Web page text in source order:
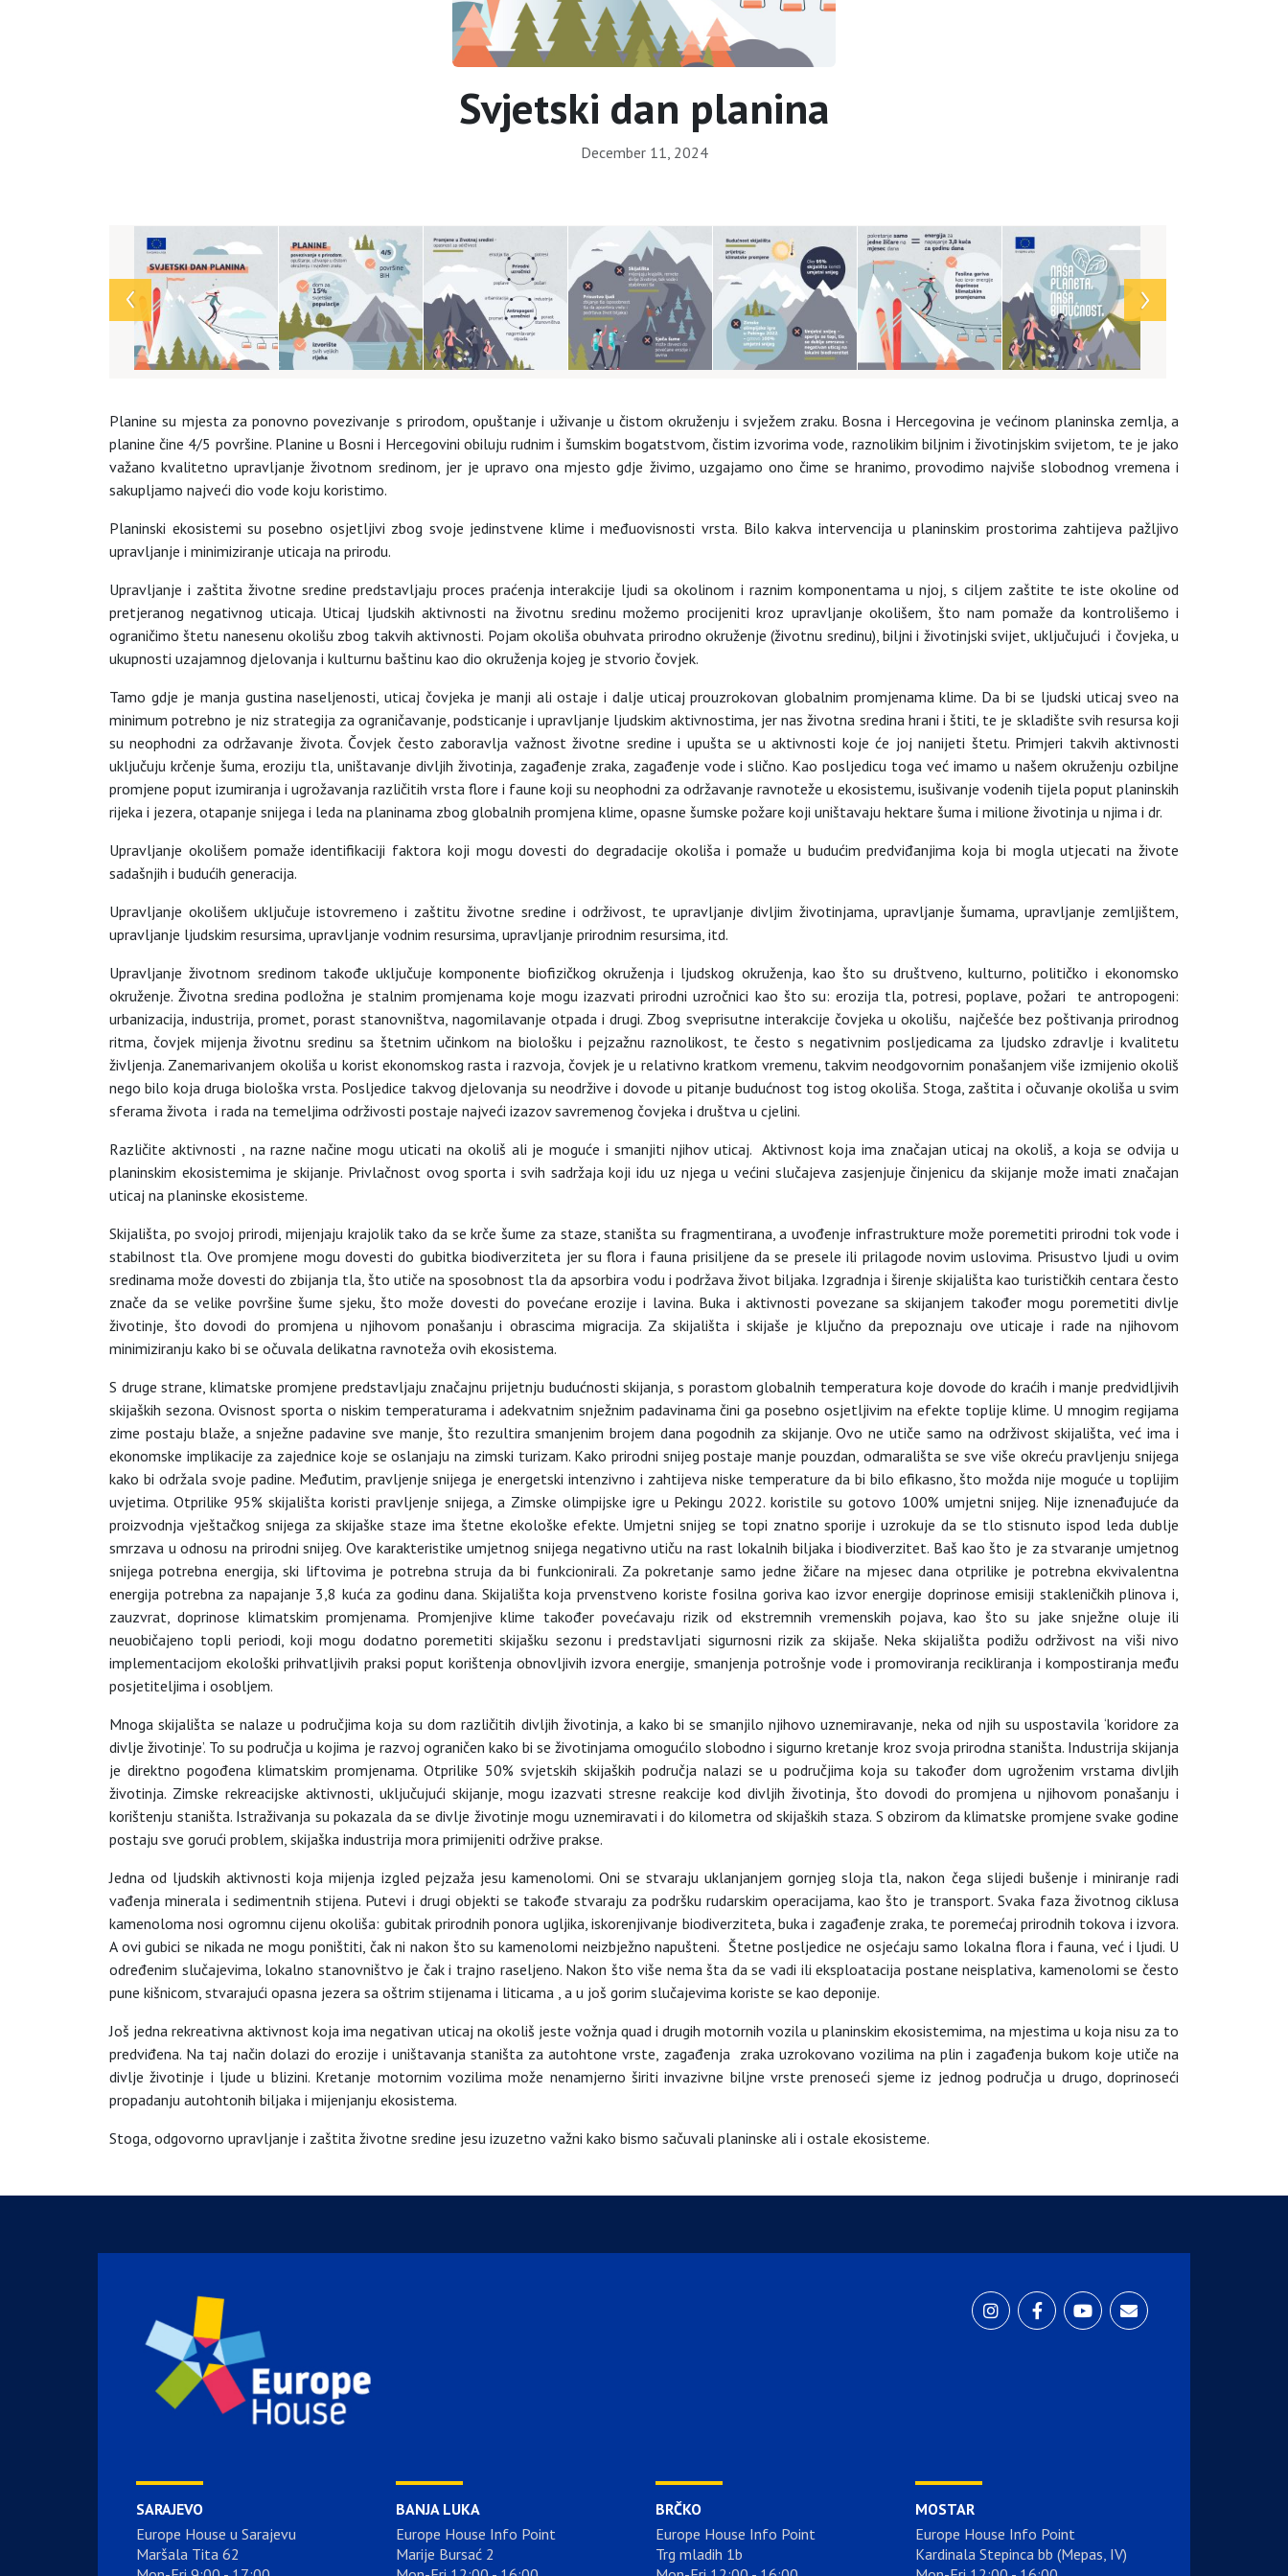
Svjetski dan planina
December 11, 2024
Planine su mjesta za ponovno povezivanje s prirodom, opuštanje i uživanje u čistom okruženju i svježem zraku. Bosna i Hercegovina je većinom planinska zemlja, a
planine čine 4/5 površine. Planine u Bosni i Hercegovini obiluju rudnim i šumskim bogatstvom, čistim izvorima vode, raznolikim biljnim i životinjskim svijetom, te je jako
važano kvalitetno upravljanje životnom sredinom, jer je upravo ona mjesto gdje živimo, uzgajamo ono čime se hranimo, provodimo najviše slobodnog vremena i
sakupljamo najveći dio vode koju koristimo.
Planinski ekosistemi su posebno osjetljivi zbog svoje jedinstvene klime i međuovisnosti vrsta. Bilo kakva intervencija u planinskim prostorima zahtijeva pažljivo
upravljanje i minimiziranje uticaja na prirodu.
Upravljanje i zaštita životne sredine predstavljaju proces praćenja interakcije ljudi sa okolinom i raznim komponentama u njoj, s ciljem zaštite te iste okoline od
pretjeranog negativnog uticaja. Uticaj ljudskih aktivnosti na životnu sredinu možemo procijeniti kroz upravljanje okolišem, što nam pomaže da kontrolišemo i
ograničimo štetu nanesenu okolišu zbog takvih aktivnosti. Pojam okoliša obuhvata prirodno okruženje (životnu sredinu), biljni i životinjski svijet, uključujući i čovjeka, u
ukupnosti uzajamnog djelovanja i kulturnu baštinu kao dio okruženja kojeg je stvorio čovjek.
Tamo gdje je manja gustina naseljenosti, uticaj čovjeka je manji ali ostaje i dalje uticaj prouzrokovan globalnim promjenama klime. Da bi se ljudski uticaj sveo na
minimum potrebno je niz strategija za ograničavanje, podsticanje i upravljanje ljudskim aktivnostima, jer nas životna sredina hrani i štiti, te je skladište svih resursa koji
su neophodni za održavanje života. Čovjek često zaboravlja važnost životne sredine i upušta se u aktivnosti koje će joj nanijeti štetu. Primjeri takvih aktivnosti
uključuju krčenje šuma, eroziju tla, uništavanje divljih životinja, zagađenje zraka, zagađenje vode i slično. Kao posljedicu toga već imamo u našem okruženju ozbiljne
promjene poput izumiranja i ugrožavanja različitih vrsta flore i faune koji su neophodni za održavanje ravnoteže u ekosistemu, isušivanje vodenih tijela poput planinskih
rijeka i jezera, otapanje snijega i leda na planinama zbog globalnih promjena klime, opasne šumske požare koji uništavaju hektare šuma i milione životinja u njima i dr.
Upravljanje okolišem pomaže identifikaciji faktora koji mogu dovesti do degradacije okoliša i pomaže u budućim predviđanjima koja bi mogla utjecati na živote
sadašnjih i budućih generacija.
Upravljanje okolišem uključuje istovremeno i zaštitu životne sredine i održivost, te upravljanje divljim životinjama, upravljanje šumama, upravljanje zemljištem,
upravljanje ljudskim resursima, upravljanje vodnim resursima, upravljanje prirodnim resursima, itd.
Upravljanje životnom sredinom takođe uključuje komponente biofizičkog okruženja i ljudskog okruženja, kao što su društveno, kulturno, političko i ekonomsko
okruženje. Životna sredina podložna je stalnim promjenama koje mogu izazvati prirodni uzročnici kao što su: erozija tla, potresi, poplave, požari te antropogeni:
urbanizacija, industrija, promet, porast stanovništva, nagomilavanje otpada i drugi. Zbog sveprisutne interakcije čovjeka u okolišu, najčešće bez poštivanja prirodnog
ritma, čovjek mijenja životnu sredinu sa štetnim učinkom na biološku i pejzažnu raznolikost, te često s negativnim posljedicama za ljudsko zdravlje i kvalitetu
življenja. Zanemarivanjem okoliša u korist ekonomskog rasta i razvoja, čovjek je u relativno kratkom vremenu, takvim neodgovornim ponašanjem više izmijenio okoliš
nego bilo koja druga biološka vrsta. Posljedice takvog djelovanja su neodržive i dovode u pitanje budućnost tog istog okoliša. Stoga, zaštita i očuvanje okoliša u svim
sferama života i rada na temeljima održivosti postaje najveći izazov savremenog čovjeka i društva u cjelini.
Različite aktivnosti , na razne načine mogu uticati na okoliš ali je moguće i smanjiti njihov uticaj. Aktivnost koja ima značajan uticaj na okoliš, a koja se odvija u
planinskim ekosistemima je skijanje. Privlačnost ovog sporta i svih sadržaja koji idu uz njega u većini slučajeva zasjenjuje činjenicu da skijanje može imati značajan
uticaj na planinske ekosisteme.
Skijališta, po svojoj prirodi, mijenjaju krajolik tako da se krče šume za staze, staništa su fragmentirana, a uvođenje infrastrukture može poremetiti prirodni tok vode i
stabilnost tla. Ove promjene mogu dovesti do gubitka biodiverziteta jer su flora i fauna prisiljene da se presele ili prilagode novim uslovima. Prisustvo ljudi u ovim
sredinama može dovesti do zbijanja tla, što utiče na sposobnost tla da apsorbira vodu i podržava život biljaka. Izgradnja i širenje skijališta kao turističkih centara često
znače da se velike površine šume sjeku, što može dovesti do povećane erozije i lavina. Buka i aktivnosti povezane sa skijanjem također mogu poremetiti divlje
životinje, što dovodi do promjena u njihovom ponašanju i obrascima migracija. Za skijališta i skijaše je ključno da prepoznaju ove uticaje i rade na njihovom
minimiziranju kako bi se očuvala delikatna ravnoteža ovih ekosistema.
S druge strane, klimatske promjene predstavljaju značajnu prijetnju budućnosti skijanja, s porastom globalnih temperatura koje dovode do kraćih i manje predvidljivih
skijaških sezona. Ovisnost sporta o niskim temperaturama i adekvatnim snježnim padavinama čini ga posebno osjetljivim na efekte toplije klime. U mnogim regijama
zime postaju blaže, a snježne padavine sve manje, što rezultira smanjenim brojem dana pogodnih za skijanje. Ovo ne utiče samo na održivost skijališta, već ima i
ekonomske implikacije za zajednice koje se oslanjaju na zimski turizam. Kako prirodni snijeg postaje manje pouzdan, odmarališta se sve više okreću pravljenju snijega
kako bi održala svoje padine. Međutim, pravljenje snijega je energetski intenzivno i zahtijeva niske temperature da bi bilo efikasno, što možda nije moguće u toplijim
uvjetima. Otprilike 95% skijališta koristi pravljenje snijega, a Zimske olimpijske igre u Pekingu 2022. koristile su gotovo 100% umjetni snijeg. Nije iznenađujuće da
proizvodnja vještačkog snijega za skijaške staze ima štetne ekološke efekte. Umjetni snijeg se topi znatno sporije i uzrokuje da se tlo stisnuto ispod leda dublje
smrzava u odnosu na prirodni snijeg. Ove karakteristike umjetnog snijega negativno utiču na rast lokalnih biljaka i biodiverzitet. Baš kao što je za stvaranje umjetnog
snijega potrebna energija, ski liftovima je potrebna struja da bi funkcionirali. Za pokretanje samo jedne žičare na mjesec dana otprilike je potrebna ekvivalentna
energija potrebna za napajanje 3,8 kuća za godinu dana. Skijališta koja prvenstveno koriste fosilna goriva kao izvor energije doprinose emisiji stakleničkih plinova i,
zauzvrat, doprinose klimatskim promjenama. Promjenjive klime također povećavaju rizik od ekstremnih vremenskih pojava, kao što su jake snježne oluje ili
neuobičajeno topli periodi, koji mogu dodatno poremetiti skijašku sezonu i predstavljati sigurnosni rizik za skijaše. Neka skijališta podižu održivost na viši nivo
implementacijom ekološki prihvatljivih praksi poput korištenja obnovljivih izvora energije, smanjenja potrošnje vode i promoviranja recikliranja i kompostiranja među
posjetiteljima i osobljem.
Mnoga skijališta se nalaze u područjima koja su dom različitih divljih životinja, a kako bi se smanjilo njihovo uznemiravanje, neka od njih su uspostavila ‘koridore za
divlje životinje’. To su područja u kojima je razvoj ograničen kako bi se životinjama omogućilo slobodno i sigurno kretanje kroz svoja prirodna staništa. Industrija skijanja
je direktno pogođena klimatskim promjenama. Otprilike 50% svjetskih skijaških područja nalazi se u područjima koja su također dom ugroženim vrstama divljih
životinja. Zimske rekreacijske aktivnosti, uključujući skijanje, mogu izazvati stresne reakcije kod divljih životinja, što dovodi do promjena u njihovom ponašanju i
korištenju staništa. Istraživanja su pokazala da se divlje životinje mogu uznemiravati i do kilometra od skijaških staza. S obzirom da klimatske promjene svake godine
postaju sve gorući problem, skijaška industrija mora primijeniti održive prakse.
Jedna od ljudskih aktivnosti koja mijenja izgled pejzaža jesu kamenolomi. Oni se stvaraju uklanjanjem gornjeg sloja tla, nakon čega slijedi bušenje i miniranje radi
vađenja minerala i sedimentnih stijena. Putevi i drugi objekti se takođe stvaraju za podršku rudarskim operacijama, kao što je transport. Svaka faza životnog ciklusa
kamenoloma nosi ogromnu cijenu okoliša: gubitak prirodnih ponora ugljika, iskorenjivanje biodiverziteta, buka i zagađenje zraka, te poremećaj prirodnih tokova i izvora.
A ovi gubici se nikada ne mogu poništiti, čak ni nakon što su kamenolomi neizbježno napušteni. Štetne posljedice ne osjećaju samo lokalna flora i fauna, već i ljudi. U
određenim slučajevima, lokalno stanovništvo je čak i trajno raseljeno. Nakon što više nema šta da se vadi ili eksploatacija postane neisplativa, kamenolomi se često
pune kišnicom, stvarajući opasna jezera sa oštrim stijenama i liticama , a u još gorim slučajevima koriste se kao deponije.
Još jedna rekreativna aktivnost koja ima negativan uticaj na okoliš jeste vožnja quad i drugih motornih vozila u planinskim ekosistemima, na mjestima u koja nisu za to
predviđena. Na taj način dolazi do erozije i uništavanja staništa za autohtone vrste, zagađenja zraka uzrokovano vozilima na plin i zagađenja bukom koje utiče na
divlje životinje i ljude u blizini. Kretanje motornim vozilima može nenamjerno širiti invazivne biljne vrste prenoseći sjeme iz jednog područja u drugo, doprinoseći
propadanju autohtonih biljaka i mijenjanju ekosistema.
Stoga, odgovorno upravljanje i zaštita životne sredine jesu izuzetno važni kako bismo sačuvali planinske ali i ostale ekosisteme.
SARAJEVO
Europe House u Sarajevu
Maršala Tita 62
BANJA LUKA
Europe House Info Point
Marije Bursać 2
BRČKO
Europe House Info Point
Trg mladih 1b
MOSTAR
Europe House Info Point
Kardinala Stepinca bb (Mepas, IV)